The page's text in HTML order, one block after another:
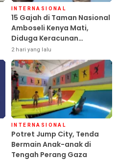
INTERNASIONAL
15 Gajah di Taman Nasional
Amboseli Kenya Mati,
Diduga Keracunan
Pestisida
2 hari yang lalu
INTERNASIONAL
Potret Jump City, Tenda
Bermain Anak-anak di
Tengah Perang Gaza